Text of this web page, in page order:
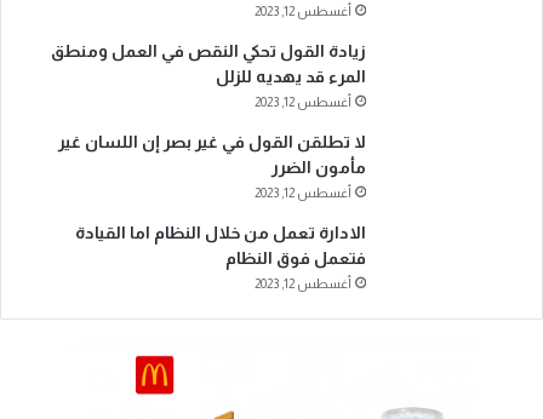
أغسطس 12, 2023
زيادة القول تحكي النقص في العمل ومنطق
المرء قد يهديه للزلل
أغسطس 12, 2023
لا تطلقن القول في غير بصر إن اللسان غير
مأمون الضرر
أغسطس 12, 2023
الادارة تعمل من خلال النظام اما القيادة
فتعمل فوق النظام
أغسطس 12, 2023